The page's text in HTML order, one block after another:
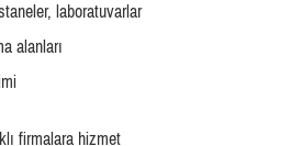
laboratuvarlar
alanları
firmalara hizmet